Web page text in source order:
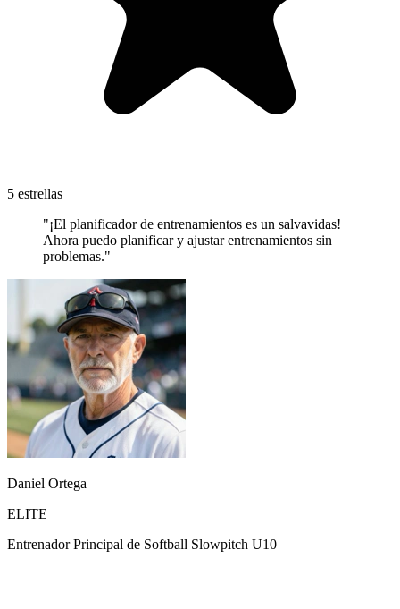
5 estrellas
"¡El planificador de entrenamientos es un salvavidas!
Ahora puedo planificar y ajustar entrenamientos sin
problemas."
Daniel Ortega
ELITE
Entrenador Principal de Softball Slowpitch U10